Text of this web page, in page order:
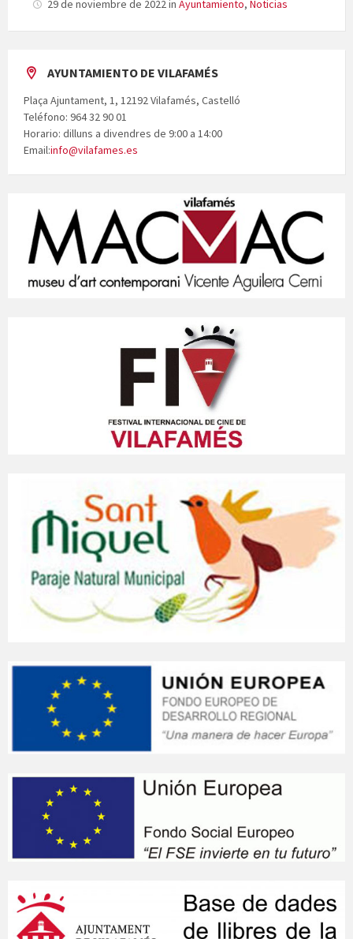
29 de noviembre de 2022in Ayuntamiento, Noticias
AYUNTAMIENTO DE VILAFAMÉS
Plaça Ajuntament, 1, 12192 Vilafamés, Castelló
Teléfono: 964 32 90 01
Horario: dilluns a divendres de 9:00 a 14:00
Email:info@vilafames.es